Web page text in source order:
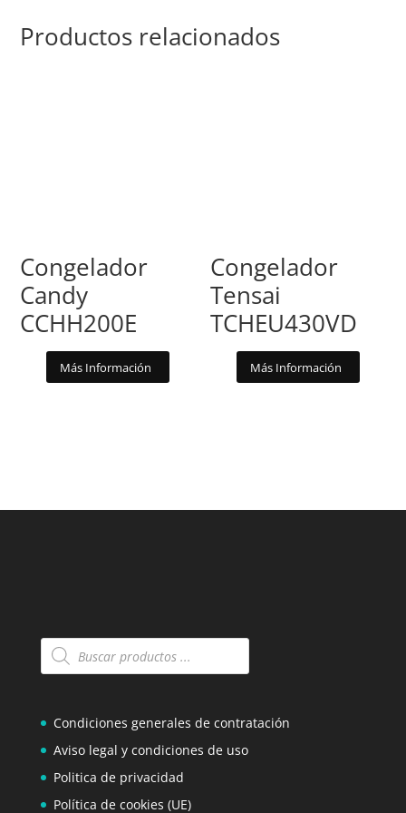
Productos relacionados
Congelador
Candy
CCHH200E
Más Información
Congelador
Tensai
TCHEU430VD
Más Información
Búsqueda
de
Condiciones generales de contratación
Aviso legal y condiciones de uso
Politica de privacidad
Política de cookies (UE)